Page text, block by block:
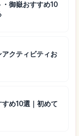
御嶽おすすめ10
クティビティお
め10選｜初めて